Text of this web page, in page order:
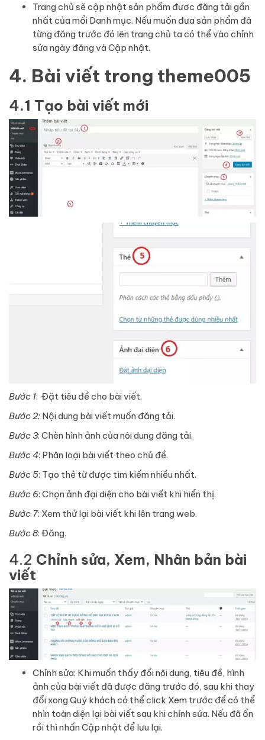
Trang chủ sẽ cập nhật sản phẩm đươc đăng tải gần
nhất của mổi Danh mục. Nếu muốn đưa sản phẩm đã
từng đăng trước đó lên trang chủ ta có thể vào chỉnh
sửa ngày đăng và Cập nhật.
4. Bài viết trong theme005
4.1 Tạo bài viết mới
Bước 1: Đặt tiêu đề cho bài viết.
Bước 2: Nội dung bài viết muốn đăng tải.
Bước 3: Chèn hình ảnh của nôi dung đăng tải.
Bước 4: Phân loại bài viết theo chủ đề.
Bước 5: Tạo thẻ từ được tìm kiếm nhiều nhất.
Bước 6: Chọn ảnh đại diện cho bài viết khi hiển thị.
Bước 7: Xem thử lại bài viết khi lên trang web.
Bước 8: Đăng.
4.2 Chỉnh sửa, Xem, Nhân bản bài
viết
Chỉnh sửa: Khi muốn thấy đổi nôi dung, tiêu đề, hình
ảnh của bài viết đã được đăng trước đó, sau khi thay
đổi xong Quý khách có thể click Xem trước để có thể
nhìn toàn diện lại bài viết sau khi chỉnh sửa. Nếu đã ổn
rồi thì nhấn Cập nhật để lưu lại.